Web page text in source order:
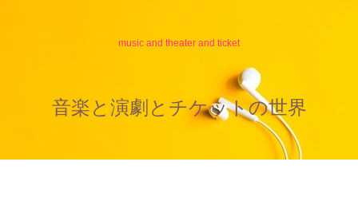
music and theater and ticket
音楽と演劇とチケットの世界